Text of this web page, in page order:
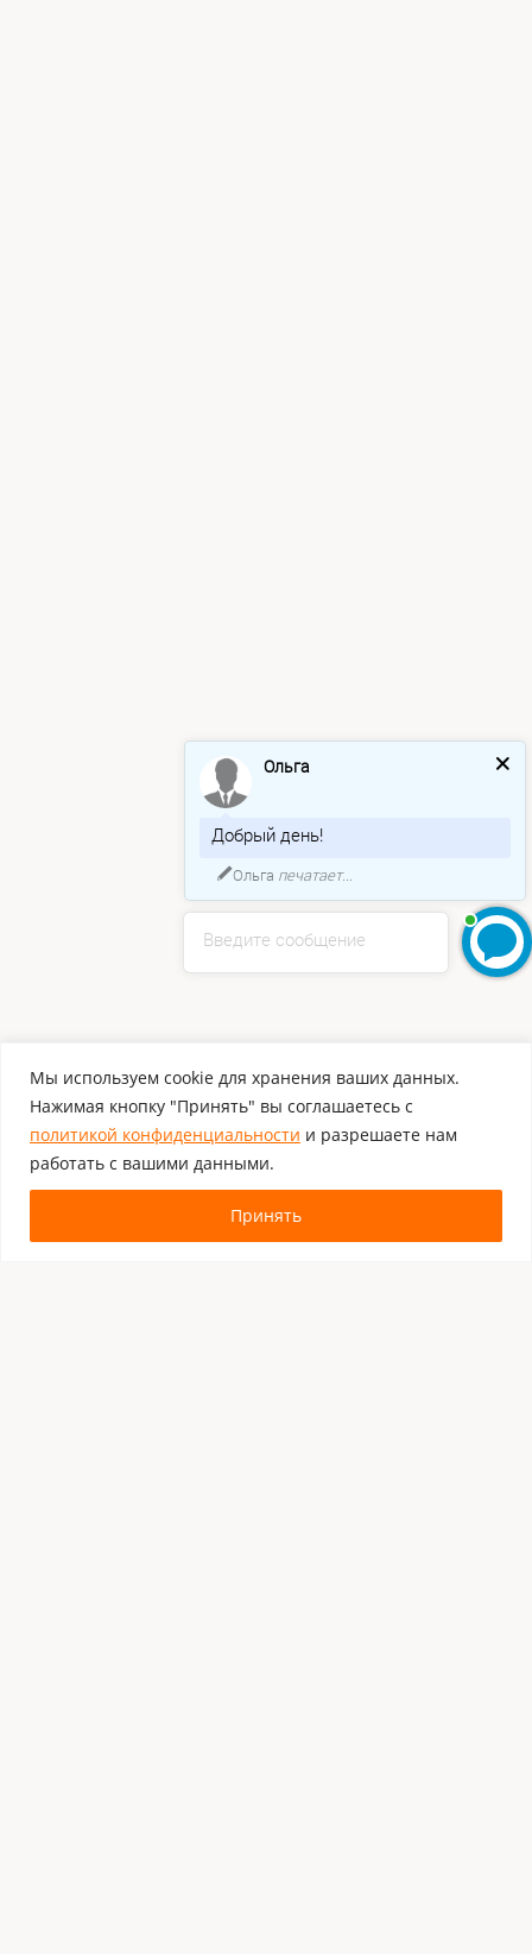
Мы используем cookie для хранения ваших данных.
Нажимая кнопку "Принять" вы соглашаетесь с
политикой конфиденциальности и разрешаете нам
работать с вашими данными.
Принять
Введите сообщение
Ольга
Добрый день!
Ольга печатает...